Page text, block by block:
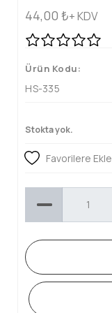
44,00 ₺+ KDV
Ürün Kodu:
HS-335
Stokta yok.
Favorilere Ekle